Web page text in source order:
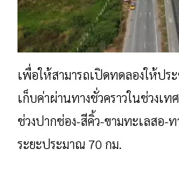
เพื่อให้สามารถเปิดทดลองให้ปร
เก็บค่าผ่านทางชั่วคราวในช่วงเ
ช่วงปากช่อง-สีคิ้ว-ขามทะเลสอ-ท
ระยะประมาณ 70 กม.